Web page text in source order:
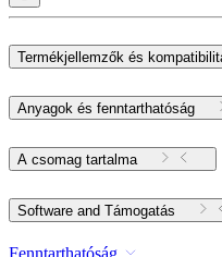
Termékjellemzők és
Anyagok és fenntarthatóság
A csomag tartalma
Software and Támogatás